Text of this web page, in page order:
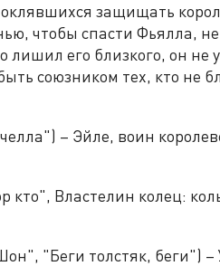
защищать
чтобы спасти Фьялла, не
лишил его близкого, он не
союзником тех, кто не
– Эйле, воин
кто", Властелин колец:
"Беги толстяк, беги") –